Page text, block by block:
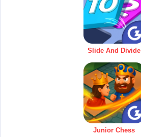
Slide And Divide
Junior Chess